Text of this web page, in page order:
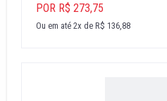
POR R$ 273,75
Ou em até 2x de R$ 136,88